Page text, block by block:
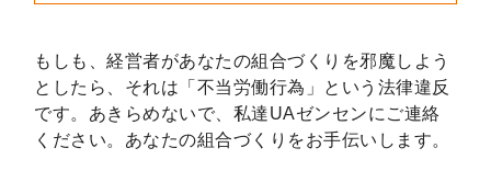
もしも、経営者があなたの組合づくりを邪魔しよう
としたら、それは「不当労働行為」という法律違反
です。あきらめないで、私達UAゼンセンにご連絡
ください。あなたの組合づくりをお手伝いします。